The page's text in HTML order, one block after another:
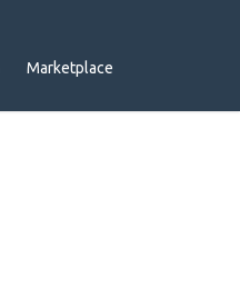
Marketplace